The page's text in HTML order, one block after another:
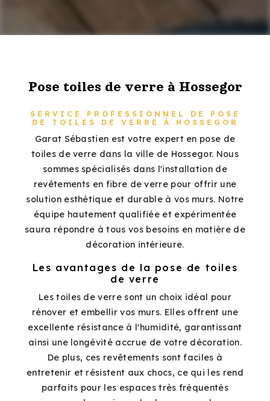
Pose toiles de verre à Hossegor
SERVICE PROFESSIONNEL DE POSE
DE TOILES DE VERRE À HOSSEGOR
Garat Sébastien est votre expert en pose de
toiles de verre dans la ville de Hossegor. Nous
sommes spécialisés dans l'installation de
revêtements en fibre de verre pour offrir une
solution esthétique et durable à vos murs. Notre
équipe hautement qualifiée et expérimentée
saura répondre à tous vos besoins en matière de
décoration intérieure.
Les avantages de la pose de toiles
de verre
Les toiles de verre sont un choix idéal pour
rénover et embellir vos murs. Elles offrent une
excellente résistance à l'humidité, garantissant
ainsi une longévité accrue de votre décoration.
De plus, ces revêtements sont faciles à
entretenir et résistent aux chocs, ce qui les rend
parfaits pour les espaces très fréquentés